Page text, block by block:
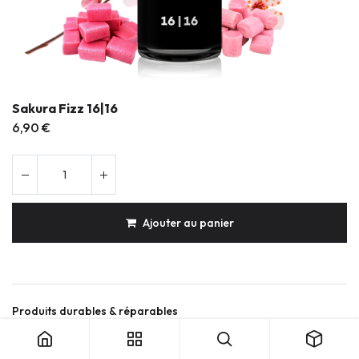
Sakura Fizz 16|16
6,90 €
Ajouter au panier
Produits durables & réparables
Expédition soignée